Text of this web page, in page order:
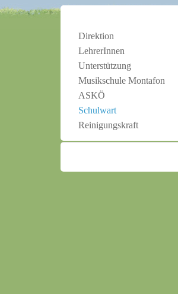
Direktion
LehrerInnen
Unterstützung
Musikschule Montafon
ASKÖ
Schulwart
Reinigungskraft